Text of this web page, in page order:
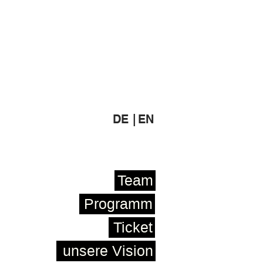
DE | EN
Team
Programm
Ticket
unsere Vision